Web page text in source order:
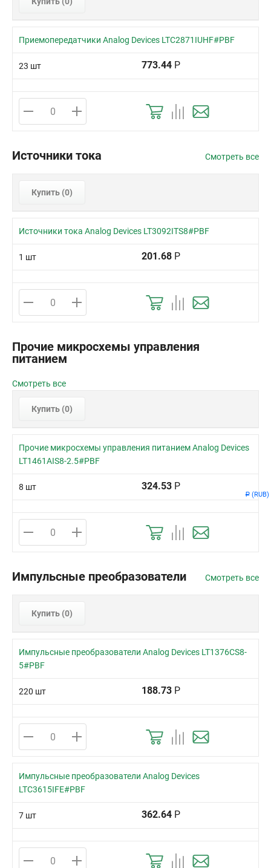
Р (RUB)
Приемопередатчики Analog Devices LTC2871IUHF#PBF
23 шт 773.44 Р
Источники тока Смотреть все
Купить (0)
Источники тока Analog Devices LT3092ITS8#PBF
1 шт 201.68 Р
Прочие микросхемы управления
питанием
Смотреть все
Купить (0)
Прочие микросхемы управления питанием Analog Devices
LT1461AIS8-2.5#PBF
8 шт 324.53 Р
Импульсные преобразователи Смотреть все
Купить (0)
Импульсные преобразователи Analog Devices LT1376CS8-
5#PBF
220 шт 188.73 Р
Импульсные преобразователи Analog Devices
LTC3615IFE#PBF
7 шт 362.64 Р